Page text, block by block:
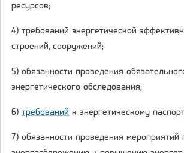
ресурсов;
4) требований энергетической
строений, сооружений;
5) обязанности проведения
энергетического обследования;
6) требований к энергетическому
7) обязанности проведения мероприятий